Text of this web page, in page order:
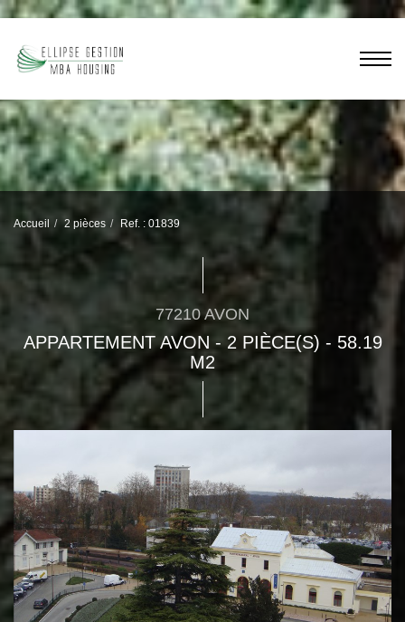
Accueil 2 pièces Ref. : 01839
77210 AVON
APPARTEMENT AVON - 2 PIÈCE(S) - 58.19
M2